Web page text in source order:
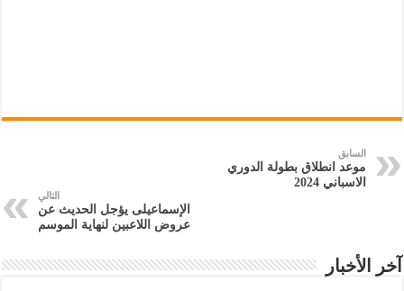
السابق
موعد انطلاق بطولة الدوري
الاسباني 2024
التالي
الإسماعيلى يؤجل الحديث عن
عروض اللاعبين لنهاية الموسم
آخر الأخبار